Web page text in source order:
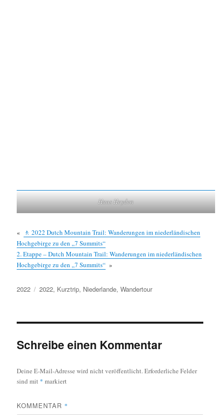
Haus Heyden
«
🚶 2022 Dutch Mountain Trail: Wanderungen im niederländischen
Hochgebirge zu den „7 Summits“
2. Etappe – Dutch Mountain Trail: Wanderungen im niederländischen
Hochgebirge zu den „7 Summits“ »
Kategorien
2022 Schlagwörter
2022, Kurztrip, Niederlande,Wandertour
Schreibe einen Kommentar
Deine E-Mail-Adresse wird nicht veröffentlicht.Erforderliche Felder
sind mit * markiert
KOMMENTAR *